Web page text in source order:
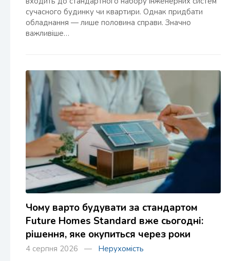
сучасного будинку чи квартири. Однак придбати
обладнання — лише половина справи. Значно
важливіше…
Чому варто будувати за стандартом
Future Homes Standard вже сьогодні:
рішення, яке окупиться через роки
4 серпня 2026 — Нерухомість